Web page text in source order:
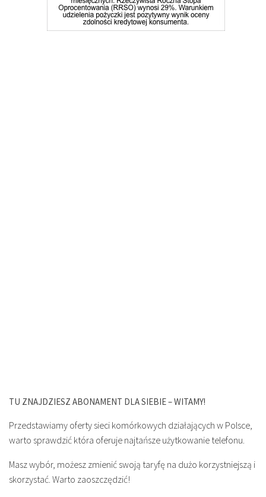
TU ZNAJDZIESZ ABONAMENT DLA SIEBIE – WITAMY!
Przedstawiamy oferty sieci komórkowych działających w Polsce,
warto sprawdzić która oferuje najtańsze użytkowanie telefonu.
Masz wybór, możesz zmienić swoją taryfę na dużo korzystniejszą i
skorzystać. Warto zaoszczędzić!